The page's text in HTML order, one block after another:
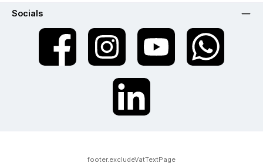
Socials
twt.widget.communities.facebook.name
twt.widget.communities.instagram.name
twt.widget.communities.linkedin.name
footer.excludeVatTextPage